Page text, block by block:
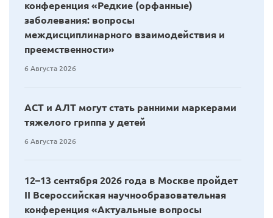
конференция «Редкие (орфанные)
заболевания: вопросы
междисциплинарного взаимодействия и
преемственности»
6 Августа 2026
АСТ и АЛТ могут стать ранними маркерами
тяжелого гриппа у детей
6 Августа 2026
12–13 сентября 2026 года в Москве пройдет
II Всероссийская научнообразовательная
конференция «Актуальные вопросы